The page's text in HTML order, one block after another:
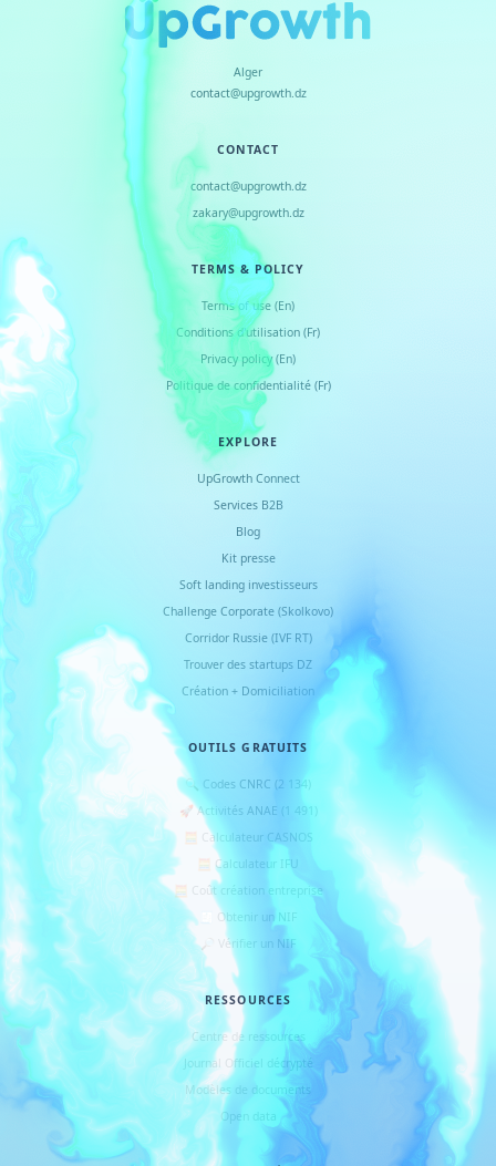
Alger
contact@upgrowth.dz
CONTACT
contact@upgrowth.dz
zakary@upgrowth.dz
TERMS & POLICY
Terms of use (En)
Conditions d'utilisation (Fr)
Privacy policy (En)
Politique de confidentialité (Fr)
EXPLORE
UpGrowth Connect
Services B2B
Blog
Kit presse
Soft landing investisseurs
Challenge Corporate (Skolkovo)
Corridor Russie (IVF RT)
Trouver des startups DZ
Création + Domiciliation
OUTILS GRATUITS
🔍 Codes CNRC (2 134)
🚀 Activités ANAE (1 491)
🧮 Calculateur CASNOS
🧮 Calculateur IFU
🧮 Coût création entreprise
🧾 Obtenir un NIF
🔎 Vérifier un NIF
RESSOURCES
Centre de ressources
Journal Officiel décrypté
Modèles de documents
Open data